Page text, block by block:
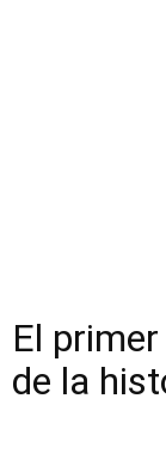
El
de la